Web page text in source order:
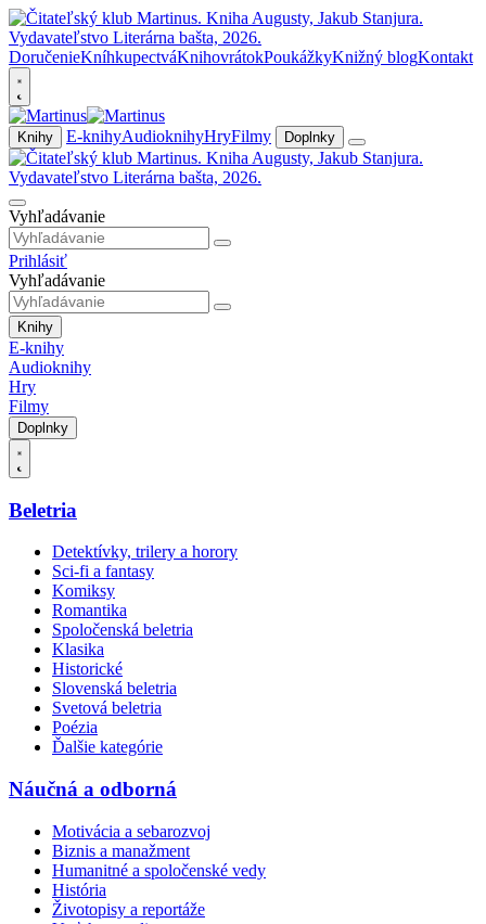
DoručenieKníhkupectváKnihovrátokPoukážkyKnižný blogKontakt
Knihy E-knihyAudioknihyHryFilmy Doplnky
Vyhľadávanie
Prihlásiť
Vyhľadávanie
Knihy
E-knihy
Audioknihy
Hry
Filmy
Doplnky
Beletria
Detektívky, trilery a horory
Sci-fi a fantasy
Komiksy
Romantika
Spoločenská beletria
Klasika
Historické
Slovenská beletria
Svetová beletria
Poézia
Ďalšie kategórie
Náučná a odborná
Motivácia a sebarozvoj
Biznis a manažment
Humanitné a spoločenské vedy
História
Životopisy a reportáže